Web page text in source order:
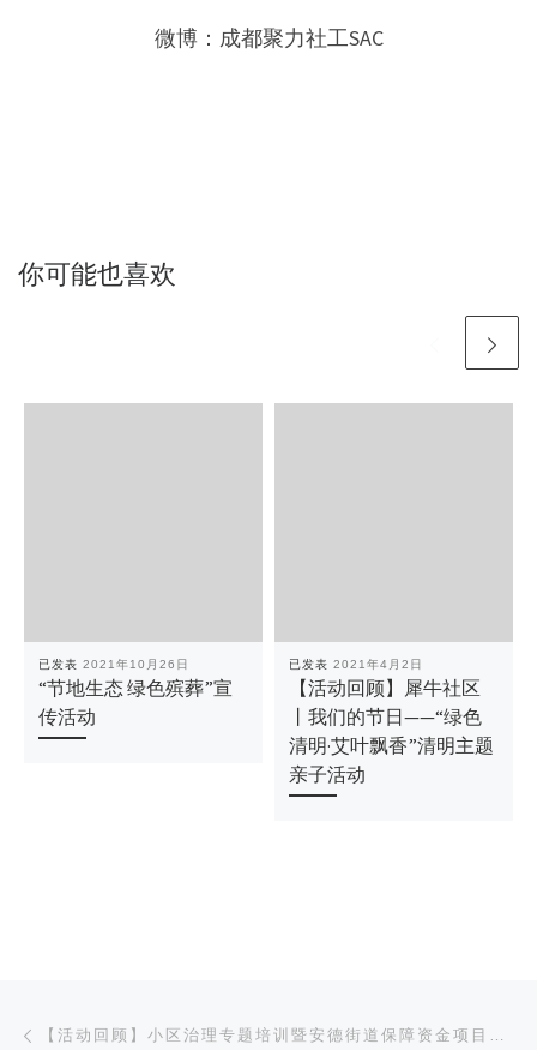
微博：成都聚力社工SAC
你可能也喜欢
已发表 2021年10月26日
“节地生态 绿色殡葬”宣
传活动
已发表 2021年4月2日
【活动回顾】犀牛社区
丨我们的节日——“绿色
清明·艾叶飘香”清明主题
亲子活动
文章导航 【活动回顾】小区治理专题培训暨安德街道保障资金项目对接会